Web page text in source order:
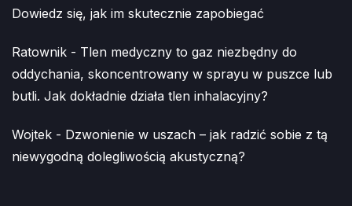
Dowiedz się, jak im skutecznie zapobiegać
Ratownik - Tlen medyczny to gaz niezbędny do
oddychania, skoncentrowany w sprayu w puszce lub
butli. Jak dokładnie działa tlen inhalacyjny?
Wojtek - Dzwonienie w uszach – jak radzić sobie z tą
niewygodną dolegliwością akustyczną?